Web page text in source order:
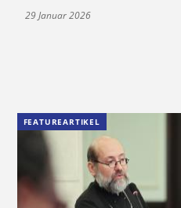
29 Januar 2026
FEATUREARTIKEL